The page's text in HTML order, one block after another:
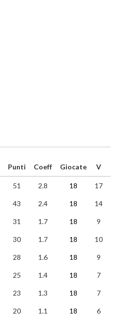
Punti Coeff Giocate V
51 2.8 18 17
43 2.4 18 14
31 1.7 18 9
30 1.7 18 10
28 1.6 18 9
25 1.4 18 7
23 1.3 18 7
20 1.1 18 6